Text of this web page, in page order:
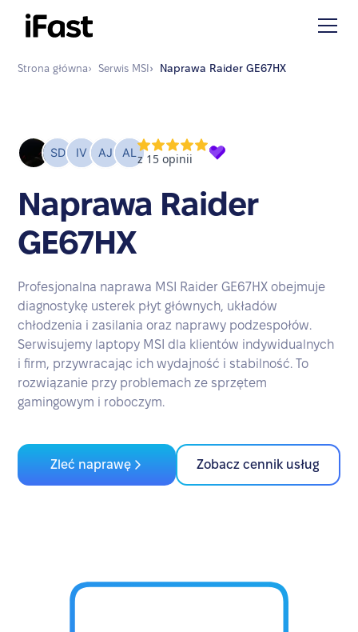
Strona główna› Serwis MSI › Naprawa Raider GE67HX
Naprawa Raider
GE67HX
Profesjonalna naprawa MSI Raider GE67HX obejmuje
diagnostykę usterek płyt głównych, układów
chłodzenia i zasilania oraz naprawy podzespołów.
Serwisujemy laptopy MSI dla klientów indywidualnych
i firm, przywracając ich wydajność i stabilność. To
rozwiązanie przy problemach ze sprzętem
gamingowym i roboczym.
Zleć naprawę Zobacz cennik usług